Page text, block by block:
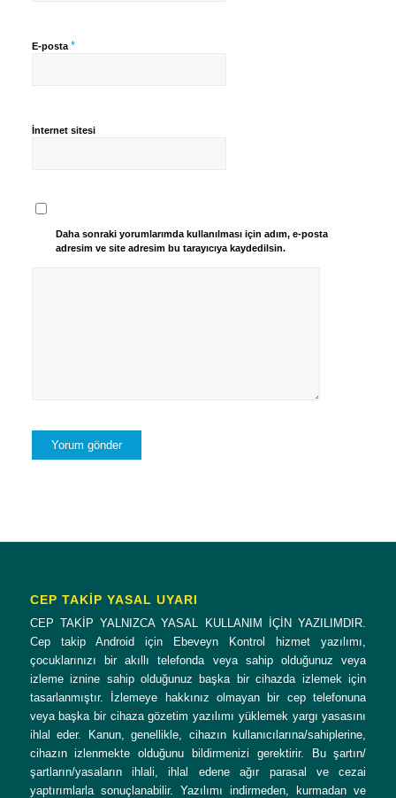
E-posta*
İnternet sitesi
Daha sonraki yorumlarımda kullanılması için adım, e-posta
adresim ve site adresim bu tarayıcıya kaydedilsin.
CEP TAKİP YASAL UYARI
CEP TAKİP YALNIZCA YASAL KULLANIM İÇİN YAZILIMDIR.
Cep takip Android için Ebeveyn Kontrol hizmet yazılımı,
çocuklarınızı bir akıllı telefonda veya sahip olduğunuz veya
izleme iznine sahip olduğunuz başka bir cihazda izlemek için
tasarlanmıştır. İzlemeye hakkınız olmayan bir cep telefonuna
veya başka bir cihaza gözetim yazılımı yüklemek yargı yasasını
ihlal eder. Kanun, genellikle, cihazın kullanıcılarına/sahiplerine,
cihazın izlenmekte olduğunu bildirmenizi gerektirir. Bu şartın/
şartların/yasaların ihlali, ihlal edene ağır parasal ve cezai
yaptırımlarla sonuçlanabilir. Yazılımı indirmeden, kurmadan ve